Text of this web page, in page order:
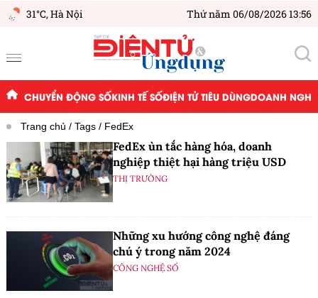
31°C,Hà Nội Thứ năm 06/08/2026 13:56
CHUYỂN ĐỘNG SỐKINH TẾ SỐĐIỆN TỬ TIÊU DÙNGDOANH
Trang chủ Tags FedEx
FedEx ùn tắc hàng hóa, doanh
nghiệp thiệt hại hàng triệu USD
THỊ TRƯỜNG
Những xu hướng công nghệ đáng
chú ý trong năm 2024
CÔNG NGHỆ SỐ